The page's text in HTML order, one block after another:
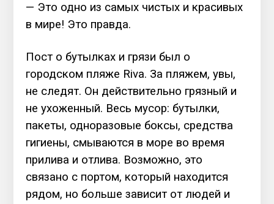
— Это одно из самых чистых и красивых
в мире! Это правда.
Пост о бутылках и грязи был о
городском пляже Riva. За пляжем, увы,
не следят. Он действительно грязный и
не ухоженный. Весь мусор: бутылки,
пакеты, одноразовые боксы, средства
гигиены, смываются в море во время
прилива и отлива. Возможно, это
связано с портом, который находится
рядом, но больше зависит от людей и